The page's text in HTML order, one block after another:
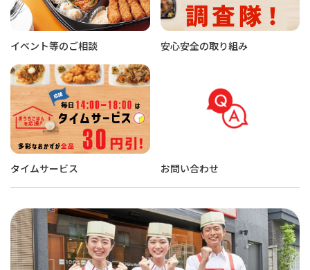
イベント等のご相談 安心安全の取り組み
タイムサービス お問い合わせ